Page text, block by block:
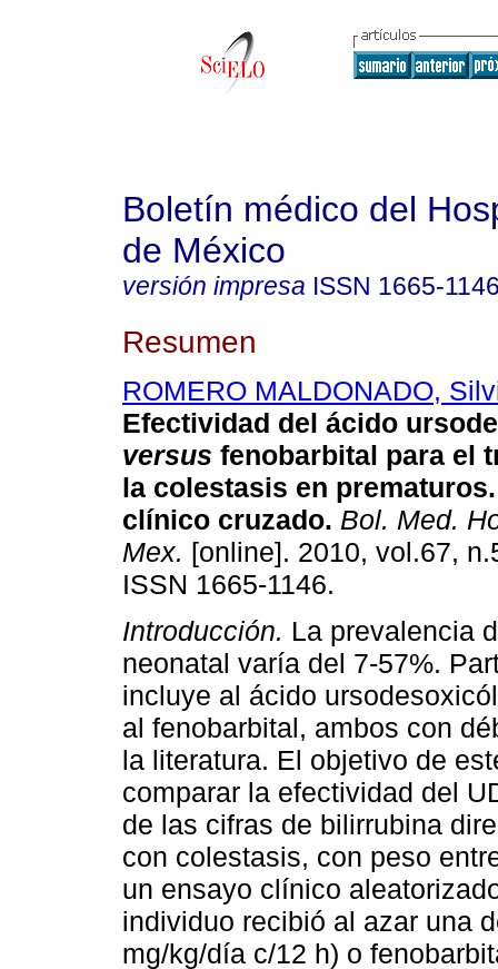
Boletín médico del
de México
versión impresa ISSN 1665-
Resumen
ROMERO MALDONADO,
Efectividad del ácido
versus fenobarbital para el
la colestasis en
clínico cruzado. Bol. Med.
Mex. [online]. 2010, vol.67,
ISSN 1665-1146.
Introducción. La prevalencia
neonatal varía del 7-57%.
incluye al ácido
al fenobarbital, ambos con
la literatura. El objetivo de
comparar la efectividad del
de las cifras de bilirrubina
con colestasis, con peso
un ensayo clínico
individuo recibió al azar una
mg/kg/día c/12 h) o